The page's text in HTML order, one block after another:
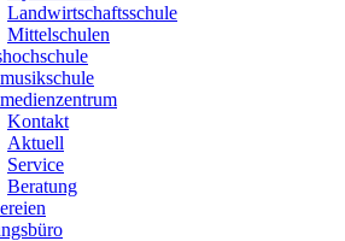
Landwirtschaftsschule
Mittelschulen
Kontakt
Aktuell
Service
Beratung